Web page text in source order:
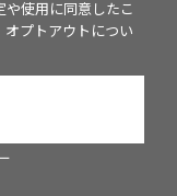
使用に同意したこ
オプトアウトについ